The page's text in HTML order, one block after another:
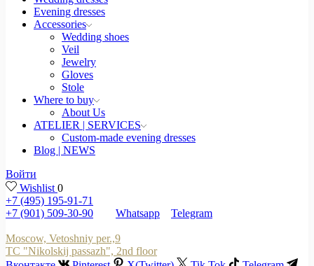
Evening dresses
Accessories
Wedding shoes
Veil
Jewelry
Gloves
Stole
Where to buy
About Us
ATELIER | SERVICES
Custom-made evening dresses
Blog | NEWS
Войти
Wishlist 0
+7 (495) 195-91-71
+7 (901) 509-30-90
Whatsapp Telegram
Moscow, Vetoshniy per.,9
TC "Nikolskij passazh", 2nd floor